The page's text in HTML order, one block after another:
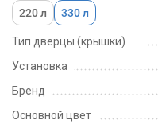
Тип дверцы (крышки)
Установка
Бренд
Основной цвет
220 л 330 л